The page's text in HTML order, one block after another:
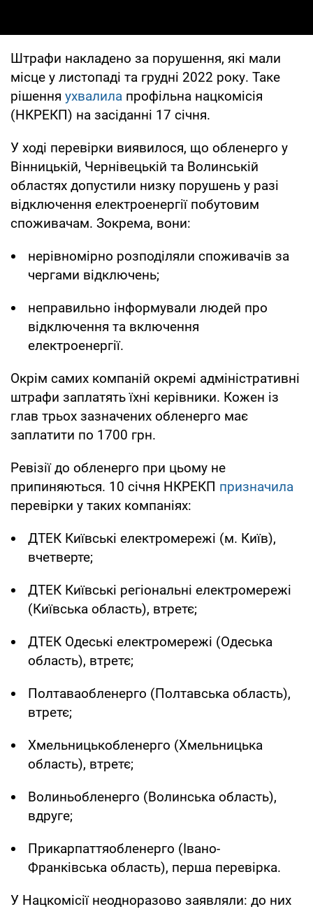
Штрафи накладено за порушення, які мали
місце у листопаді та грудні 2022 року. Таке
рішення ухвалила профільна нацкомісія
(НКРЕКП) на засіданні 17 січня.
У ході перевірки виявилося, що обленерго у
Вінницькій, Чернівецькій та Волинській
областях допустили низку порушень у разі
відключення електроенергії побутовим
споживачам. Зокрема, вони:
нерівномірно розподіляли споживачів за
чергами відключень;
неправильно інформували людей про
відключення та включення
електроенергії.
Окрім самих компаній окремі адміністративні
штрафи заплатять їхні керівники. Кожен із
глав трьох зазначених обленерго має
заплатити по 1700 грн.
Ревізії до обленерго при цьому не
припиняються. 10 січня НКРЕКП призначила
перевірки у таких компаніях:
ДТЕК Київські електромережі (м. Київ),
вчетверте;
ДТЕК Київські регіональні електромережі
(Київська область), втретє;
ДТЕК Одеські електромережі (Одеська
область), втретє;
Полтаваобленерго (Полтавська область),
втретє;
Хмельницькобленерго (Хмельницька
область), втретє;
Волиньобленерго (Волинська область),
вдруге;
Прикарпаттяобленерго (Івано-
Франківська область), перша перевірка.
У Нацкомісії неодноразово заявляли: до них